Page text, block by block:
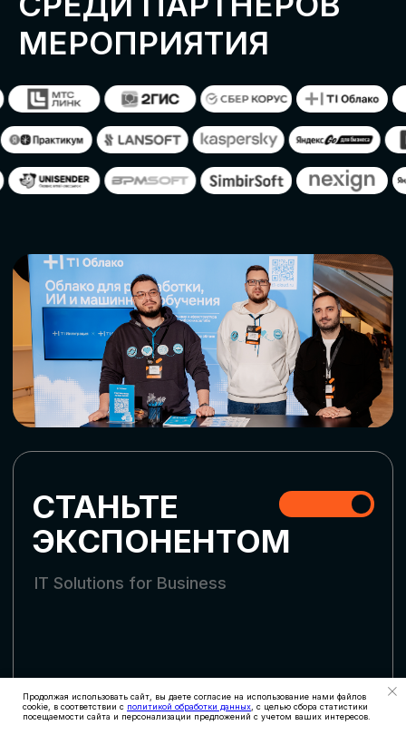
Продолжая использовать сайт, вы даете согласие на использование нами файлов
cookie, в соответствии с политикой обработки данных , с целью сбора статистики
посещаемости сайта и персонализации предложений с учетом ваших интересов.
ЗАЯВКУ
АККРЕДИТАЦИЯ
СМИ
СКАЧАТЬ ПРОГРАММУ
СТАТЬ СПИКЕРОМ
Оставьте заявку, наши менеджеры
свяжутся с вами
СТАТЬ УЧАСТНИКОМ